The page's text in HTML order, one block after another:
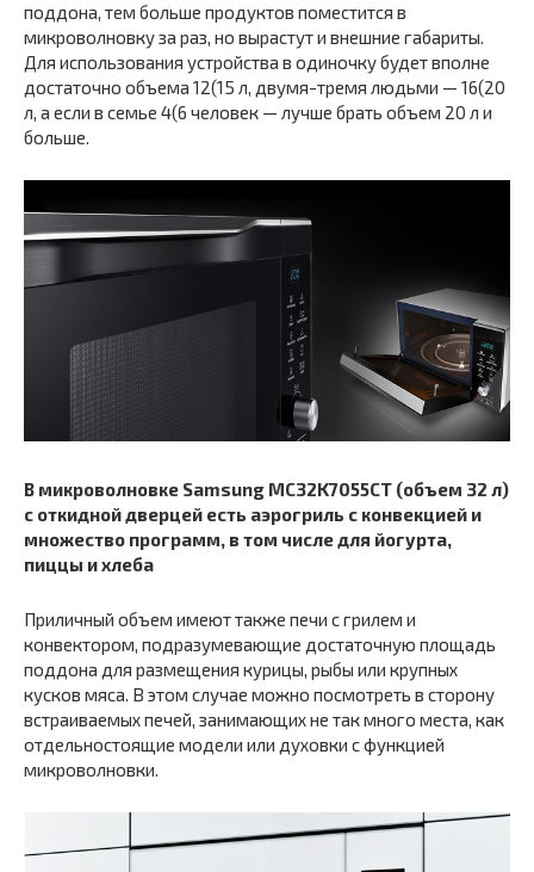
поддона, тем больше продуктов поместится в
микроволновку за раз, но вырастут и внешние габариты.
Для использования устройства в одиночку будет вполне
достаточно объема 12(15 л, двумя-тремя людьми — 16(20
л, а если в семье 4(6 человек — лучше брать объем 20 л и
больше.
В микроволновке Samsung MC32K7055CT (объем 32 л)
с откидной дверцей есть аэрогриль с конвекцией и
множество программ, в том числе для йогурта,
пиццы и хлеба
Приличный объем имеют также печи с грилем и
конвектором, подразумевающие достаточную площадь
поддона для размещения курицы, рыбы или крупных
кусков мяса. В этом случае можно посмотреть в сторону
встраиваемых печей, занимающих не так много места, как
отдельностоящие модели или духовки с функцией
микроволновки.